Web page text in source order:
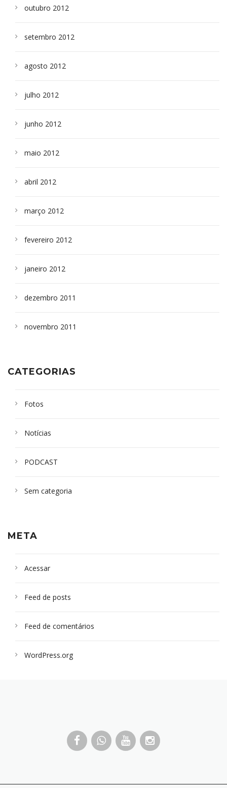
outubro 2012
setembro 2012
agosto 2012
julho 2012
junho 2012
maio 2012
abril 2012
março 2012
fevereiro 2012
janeiro 2012
dezembro 2011
novembro 2011
CATEGORIAS
Fotos
Notícias
PODCAST
Sem categoria
META
Acessar
Feed de posts
Feed de comentários
WordPress.org